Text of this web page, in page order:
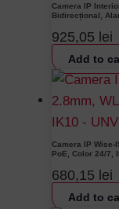
Camera IP
Bidirecțional,
925,05 lei
Add to
Camera IP Wise-
PoE, Color 24/7,
680,15 lei
Add to